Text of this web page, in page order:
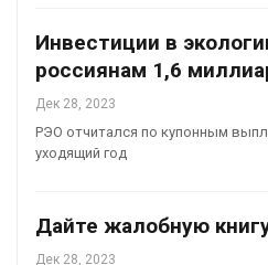
Инвестиции в
россиянам 1,6
Дек 28, 2023
РЭО отчитался по купонным
уходящий год
Дайте жалобную
Дек 28, 2023